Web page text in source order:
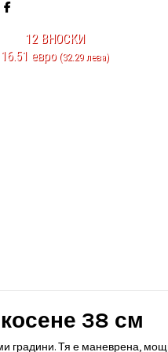
12ВНОСКИ
16.51 евро(32.29 лева)
38 см
градини. Тя е маневрена,